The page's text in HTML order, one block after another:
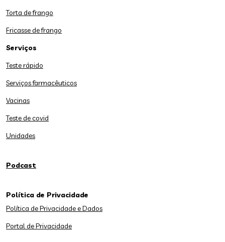
Torta de frango
Fricasse de frango
Serviços
Teste rápido
Serviços farmacêuticos
Vacinas
Teste de covid
Unidades
Podcast
Política de Privacidade
Política de Privacidade e Dados
Portal de Privacidade